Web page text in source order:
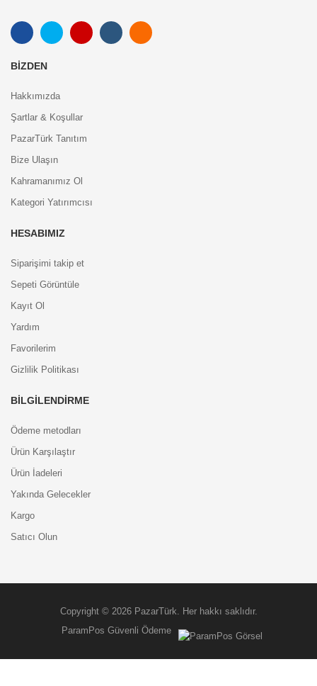
BIZDEN
Hakkımızda
Şartlar & Koşullar
PazarTürk Tanıtım
Bize Ulaşın
Kahramanımız Ol
Kategori Yatırımcısı
HESABIMIZ
Siparişimi takip et
Sepeti Görüntüle
Kayıt Ol
Yardım
Favorilerim
Gizlilik Politikası
BILGILENDIRME
Ödeme metodları
Ürün Karşılaştır
Ürün İadeleri
Yakında Gelecekler
Kargo
Satıcı Olun
Copyright © 2026 PazarTürk. Her hakkı saklıdır.
ParamPos Güvenli Ödeme